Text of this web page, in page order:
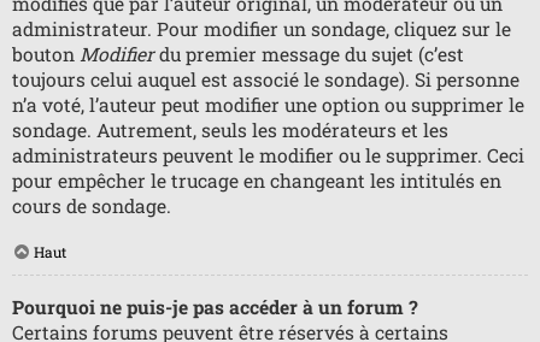
administrateur. Pour modifier un sondage, cliquez sur le
bouton Modifierdu premier message du sujet (c’est
toujours celui auquel est associé le sondage). Si personne
n’a voté, l’auteur peut modifier une option ou supprimer le
sondage. Autrement, seuls les modérateurs et les
administrateurs peuvent le modifier ou le supprimer. Ceci
pour empêcher le trucage en changeant les intitulés en
cours de sondage.
Haut
Pourquoi ne puis-je pas accéder à un forum ?
Certains forums peuvent être réservés à certains